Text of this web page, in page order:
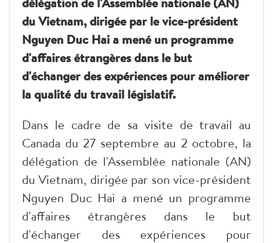
du Vietnam, dirigée par le vice-président
Nguyen Duc Hai a mené un programme
d'affaires étrangères dans le but
d'échanger des expériences pour améliorer
la qualité du travail législatif.
Dans le cadre de sa visite de travail au
Canada du 27 septembre au 2 octobre, la
délégation de l'Assemblée nationale (AN)
du Vietnam, dirigée par son vice-président
Nguyen Duc Hai a mené un programme
d'affaires étrangères dans le but
d'échanger des expériences pour